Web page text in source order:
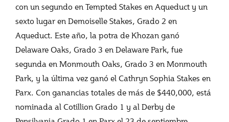
con un segundo en Tempted Stakes en Aqueduct y un
sexto lugar en Demoiselle Stakes, Grado 2 en
Aqueduct. Este año, la potra de Khozan ganó
Delaware Oaks, Grado 3 en Delaware Park, fue
segunda en Monmouth Oaks, Grado 3 en Monmouth
Park, y la última vez ganó el Cathryn Sophia Stakes en
Parx. Con ganancias totales de más de $440,000, está
nominada al Cotillion Grado 1 y al Derby de